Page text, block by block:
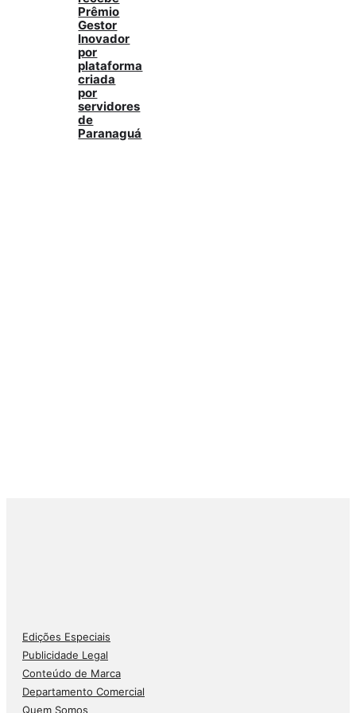
Prêmio
Gestor
Inovador
por
plataforma
criada
por
servidores
de
Paranaguá
Edições Especiais
Publicidade Legal
Conteúdo de Marca
Departamento Comercial
Quem Somos